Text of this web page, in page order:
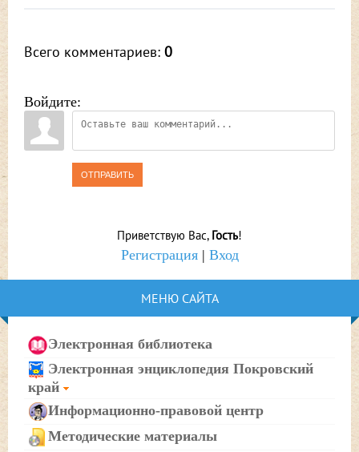
Всего комментариев: 0
Войдите:
ОТПРАВИТЬ
Приветствую Вас, Гость!
Регистрация| Вход
МЕНЮ САЙТА
Электронная библиотека
Электронная энциклопедия Покровский
край
Информационно-правовой центр
Методические материалы